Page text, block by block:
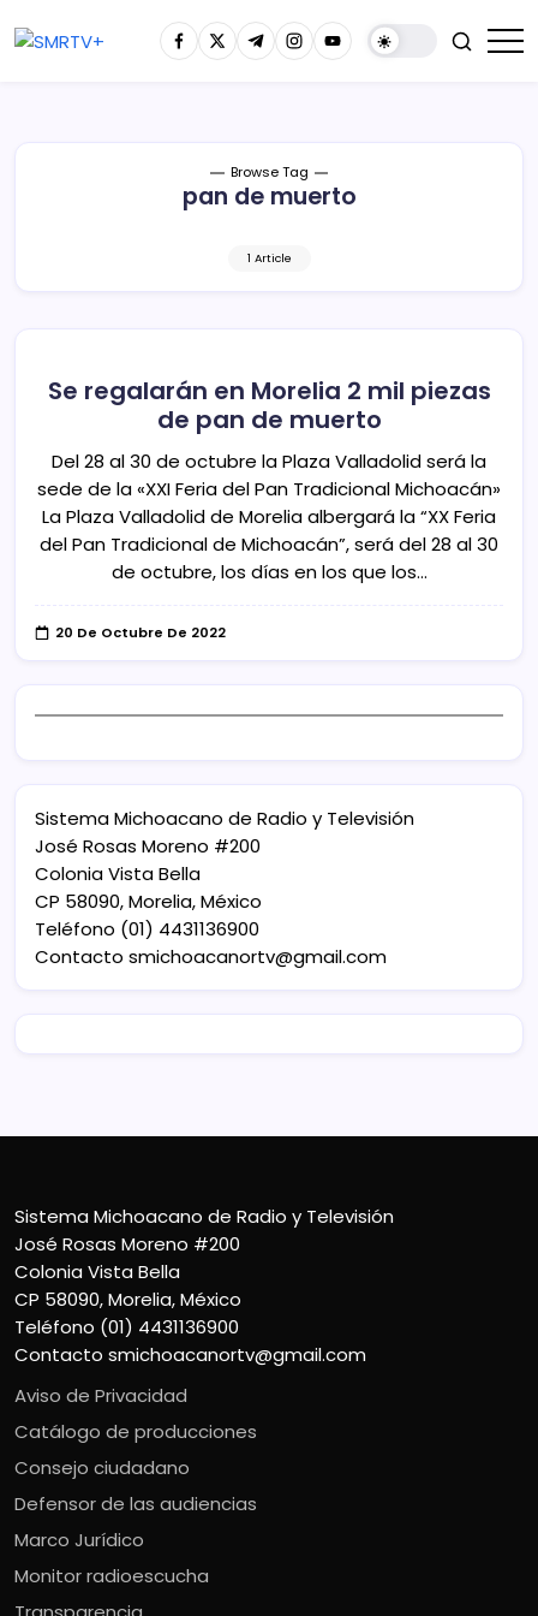
Browse Tag
pan de muerto
1 Article
Se regalarán en Morelia 2 mil piezas
de pan de muerto
Del 28 al 30 de octubre la Plaza Valladolid será la
sede de la «XXI Feria del Pan Tradicional Michoacán»
La Plaza Valladolid de Morelia albergará la “XX Feria
del Pan Tradicional de Michoacán”, será del 28 al 30
de octubre, los días en los que los…
20 De Octubre De 2022
Sistema Michoacano de Radio y Televisión
José Rosas Moreno #200
Colonia Vista Bella
CP 58090, Morelia, México
Teléfono (01) 4431136900
Contacto smichoacanortv@gmail.com
Sistema Michoacano de Radio y Televisión
José Rosas Moreno #200
Colonia Vista Bella
CP 58090, Morelia, México
Teléfono (01) 4431136900
Contacto smichoacanortv@gmail.com
Aviso de Privacidad
Catálogo de producciones
Consejo ciudadano
Defensor de las audiencias
Marco Jurídico
Monitor radioescucha